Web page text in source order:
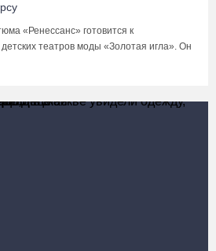
«Ренессанс» готовится к
театров моды «Золотая игла». Он